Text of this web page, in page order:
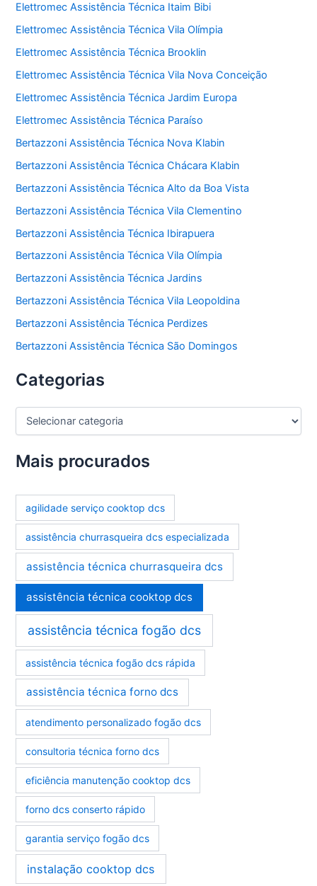
Elettromec Assistência Técnica Itaim Bibi
Elettromec Assistência Técnica Vila Olímpia
Elettromec Assistência Técnica Brooklin
Elettromec Assistência Técnica Vila Nova Conceição
Elettromec Assistência Técnica Jardim Europa
Elettromec Assistência Técnica Paraíso
Bertazzoni Assistência Técnica Nova Klabin
Bertazzoni Assistência Técnica Chácara Klabin
Bertazzoni Assistência Técnica Alto da Boa Vista
Bertazzoni Assistência Técnica Vila Clementino
Bertazzoni Assistência Técnica Ibirapuera
Bertazzoni Assistência Técnica Vila Olímpia
Bertazzoni Assistência Técnica Jardins
Bertazzoni Assistência Técnica Vila Leopoldina
Bertazzoni Assistência Técnica Perdizes
Bertazzoni Assistência Técnica São Domingos
Categorias
C
e
g
r
a
Mais procurados
agilidade serviço cooktop dcs
assistência churrasqueira dcs especializada
assistência técnica churrasqueira dcs
assistência técnica cooktop dcs
assistência técnica fogão dcs
assistência técnica fogão dcs rápida
assistência técnica forno dcs
atendimento personalizado fogão dcs
consultoria técnica forno dcs
eficiência manutenção cooktop dcs
forno dcs conserto rápido
garantia serviço fogão dcs
instalação cooktop dcs